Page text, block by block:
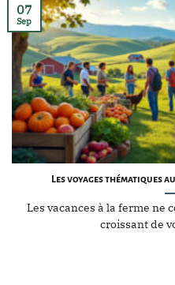
Les voyages thématiques
Les vacances à la ferme ne
croissant de
07
Sep